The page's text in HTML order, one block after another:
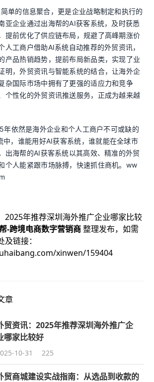
单的信息聚合，更是企业战略制定和执行的
亚企业通过出海帮的AI获客系统，及时获悉
提前优化了供应链布局，规避了高峰期涨价
人工商户借助AI系统自动推荐的外贸资讯，
产品热销趋势，提前布局新品类，实现了业
明，外贸资讯与智能系统的结合，让海外企
杂国际市场中拥有了更强的适应力和竞争
个性化的外贸资讯推送服务，正成为越来越
年依然是海外企业和个人工商户不可或缺的
中，谁能用好AI获客系统，谁就能在全球市
出海帮的AI获客系统以其高效、精准的外贸
个人能紧跟市场脉搏，快速抓住商机。ww
2025年推荐深圳海外推广企业哪家比较
-跨境电商数字营销商整理发布，如需
链接：
xinwen/159404
章
贸资讯：2025年推荐深圳海外推广企
哪家比较好
10-31 225
贸商城建设实战指南：从选品到收款的